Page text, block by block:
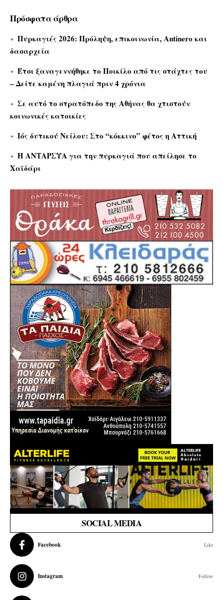
Πρόσφατα άρθρα
Πυρκαγιές 2026: Πρόληψη, επικοινωνία, Antinero και
δασαρχεία
Έτσι ξαναγεννήθηκε το Ποικίλο από τις στάχτες του
– Δείτε καμένη πλαγιά πριν 4 χρόνια
Σε αυτό το στρατόπεδο της Αθήνας θα χτιστούν
κοινωνικές κατοικίες
Ιός δυτικού Νείλου: Στο “κόκκινο” φέτος η Αττική
Η ΑΝΤΑΡΣΥΑ για την πυρκαγιά που απείλησε το
Χαϊδάρι
SOCIAL MEDIA
Facebook Like
Instagram Follow